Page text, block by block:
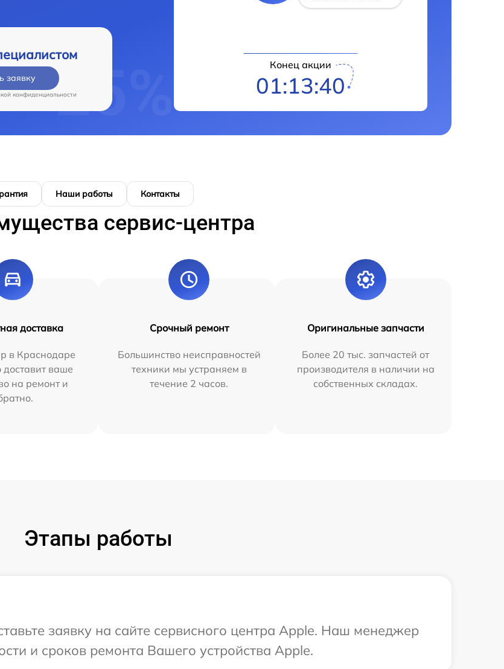
заявку
конфиденциальности
Конец акции
01:13:39
Наши работы Контакты
сервис-центра
доставка
в Краснодаре
доставит ваше
на ремонт и
Срочный ремонт
Большинство неисправностей
техники мы устраняем в
течение 2 часов.
Оригинальные запчасти
Более 20 тыс. запчастей от
производителя в наличии на
собственных складах.
Этапы работы
заявку на сайте сервисного центра Apple. Наш менеджер
и сроков ремонта Вашего устройства Apple.